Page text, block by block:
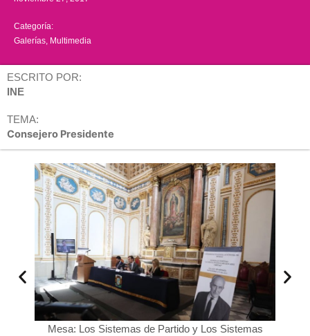
Categoría:
Galerías Multimedia
ESCRITO POR:
INE
TEMA:
Consejero Presidente
Mesa: Los Sistemas de Partido y Los Sistemas